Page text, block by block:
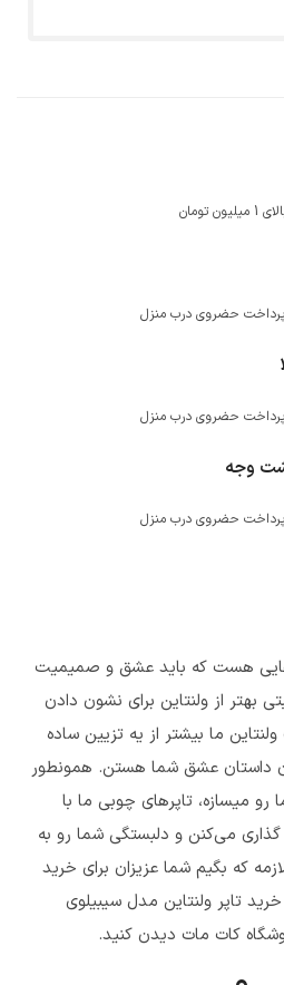
پرداخت حضروی درب منزل
پرداخت حضروی درب منزل
پرداخت حضروی درب منزل
هست که باید عشق و صمیمیت
بهتر از ولنتاین برای نشون دادن
ما بیشتر از یه تزیین ساده
داستان عشق شما هستن. همونطور
میسازه، تاپرهای چوبی ما با
می‌کنن و دلبستگی شما رو به
که بگیم شما عزیزان برای خرید
تاپر ولنتاین مدل سیبیلوی
کات مات دیدن کنید.